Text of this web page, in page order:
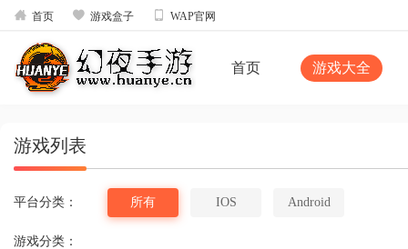
 首页  游戏盒子  WAP官网
首页 游戏大全
游戏列表
平台分类： 所有 IOS Android
游戏分类：